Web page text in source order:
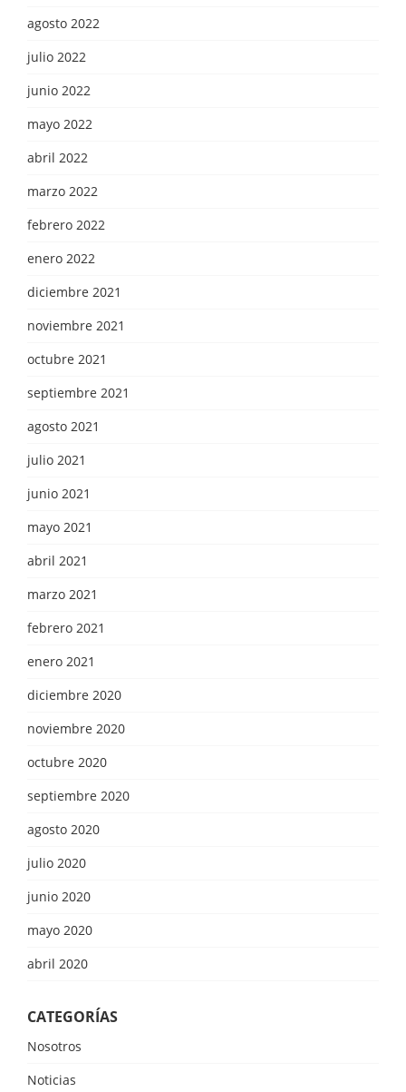
agosto 2022
julio 2022
junio 2022
mayo 2022
abril 2022
marzo 2022
febrero 2022
enero 2022
diciembre 2021
noviembre 2021
octubre 2021
septiembre 2021
agosto 2021
julio 2021
junio 2021
mayo 2021
abril 2021
marzo 2021
febrero 2021
enero 2021
diciembre 2020
noviembre 2020
octubre 2020
septiembre 2020
agosto 2020
julio 2020
junio 2020
mayo 2020
abril 2020
CATEGORÍAS
Nosotros
Noticias